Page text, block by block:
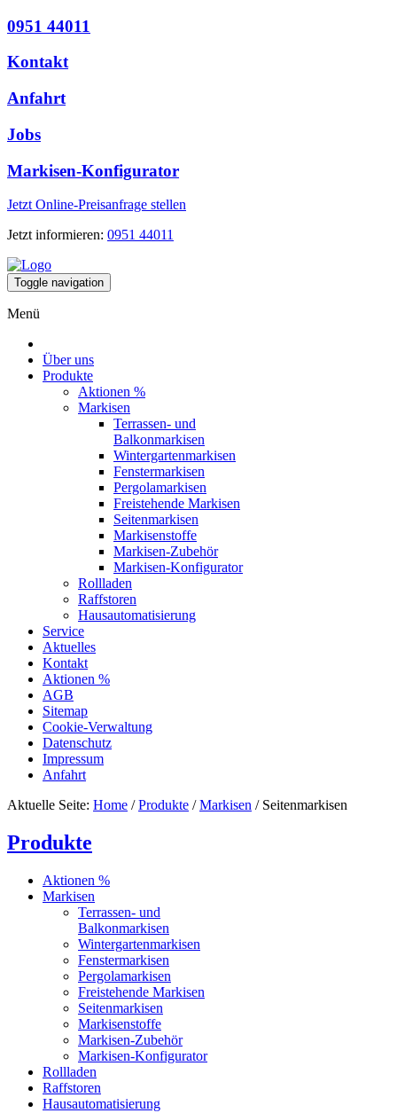
0951 44011
Kontakt
Anfahrt
Jobs
Markisen-Konfigurator
Jetzt Online-Preisanfrage stellen
Jetzt informieren: 0951 44011
Toggle navigation
Menü
Über uns
Produkte
Aktionen %
Markisen
Terrassen- und
Balkonmarkisen
Wintergartenmarkisen
Fenstermarkisen
Pergolamarkisen
Freistehende Markisen
Seitenmarkisen
Markisenstoffe
Markisen-Zubehör
Markisen-Konfigurator
Rollladen
Raffstoren
Hausautomatisierung
Service
Aktuelles
Kontakt
Aktionen %
AGB
Sitemap
Cookie-Verwaltung
Datenschutz
Impressum
Anfahrt
Aktuelle Seite: Home /Produkte /Markisen / Seitenmarkisen
Produkte
Aktionen %
Markisen
Terrassen- und
Balkonmarkisen
Wintergartenmarkisen
Fenstermarkisen
Pergolamarkisen
Freistehende Markisen
Seitenmarkisen
Markisenstoffe
Markisen-Zubehör
Markisen-Konfigurator
Rollladen
Raffstoren
Hausautomatisierung